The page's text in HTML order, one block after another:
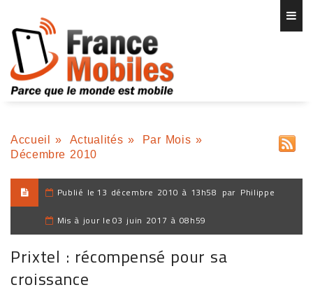
Accueil » Actualités » Par Mois »
Décembre 2010
Publié le 13 décembre 2010 à 13h58 par Philippe
Mis à jour le 03 juin 2017 à 08h59
Prixtel : récompensé pour sa
croissance